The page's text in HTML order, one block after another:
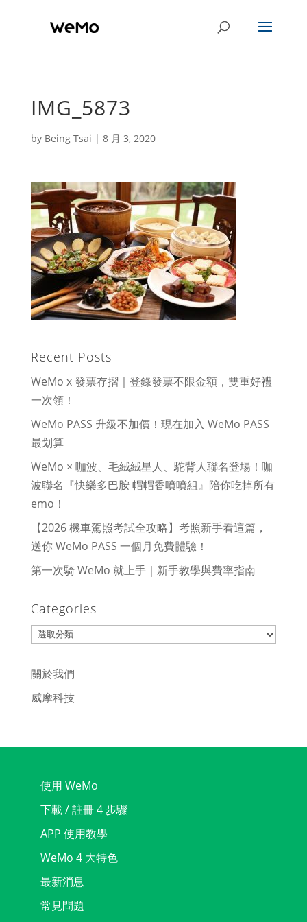
IMG_5873
by Being Tsai | 8 月 3, 2020
Recent Posts
WeMo x 發票存摺｜登錄發票不限金額，雙重好禮
一次領！
WeMo PASS 升級不加價！現在加入 WeMo PASS
最划算
WeMo × 咖波、毛絨絨星人、駝背人聯名登場！咖
波聯名『快樂多巴胺 帽帽香噴噴組』陪你吃掉所有
emo！
【2026 機車駕照考試全攻略】考照新手看這篇，
送你 WeMo PASS 一個月免費體驗！
第一次騎 WeMo 就上手｜新手教學與費率指南
Categories
Categories
關於我們
威摩科技
使用 WeMo
下載 / 註冊 4 步驟
APP 使用教學
WeMo 4 大特色
最新消息
常見問題